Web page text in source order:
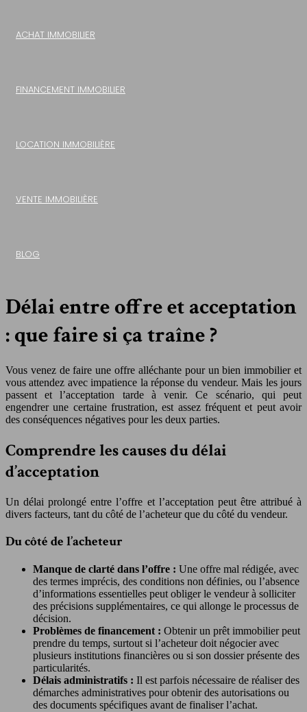
ACHAT IMMOBILIER
FINANCEMENT IMMOBILIER
LOCATION IMMOBILIÈRE
VENTE IMMOBILIÈRE
BLOG
Délai entre offre et acceptation
: que faire si ça traîne ?
Vous venez de faire une offre alléchante pour un bien immobilier et
vous attendez avec impatience la réponse du vendeur. Mais les jours
passent et l’acceptation tarde à venir. Ce scénario, qui peut
engendrer une certaine frustration, est assez fréquent et peut avoir
des conséquences négatives pour les deux parties.
Comprendre les causes du délai
d’acceptation
Un délai prolongé entre l’offre et l’acceptation peut être attribué à
divers facteurs, tant du côté de l’acheteur que du côté du vendeur.
Du côté de l’acheteur
Manque de clarté dans l’offre : Une offre mal rédigée, avec
des termes imprécis, des conditions non définies, ou l’absence
d’informations essentielles peut obliger le vendeur à solliciter
des précisions supplémentaires, ce qui allonge le processus de
décision.
Problèmes de financement : Obtenir un prêt immobilier peut
prendre du temps, surtout si l’acheteur doit négocier avec
plusieurs institutions financières ou si son dossier présente des
particularités.
Délais administratifs : Il est parfois nécessaire de réaliser des
démarches administratives pour obtenir des autorisations ou
des documents spécifiques avant de finaliser l’achat.